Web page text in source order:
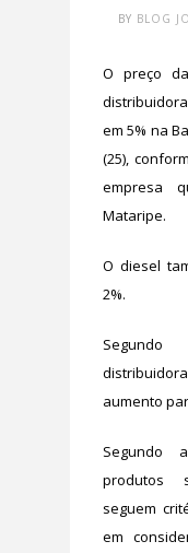
BY BLOG
O preço
em 5% na
(25),
empresa
Mataripe.
O diesel
2%.
Segundo
aumento
Segundo
produtos
seguem
em